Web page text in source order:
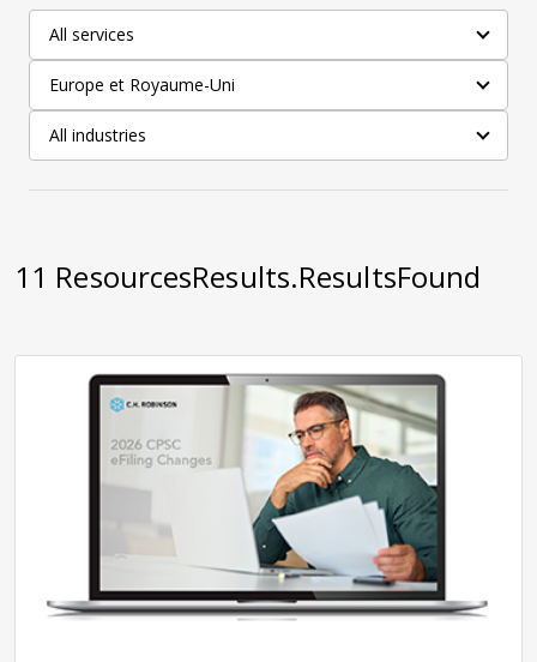
All services
Europe et Royaume-Uni
All industries
11 ResourcesResults.ResultsFound